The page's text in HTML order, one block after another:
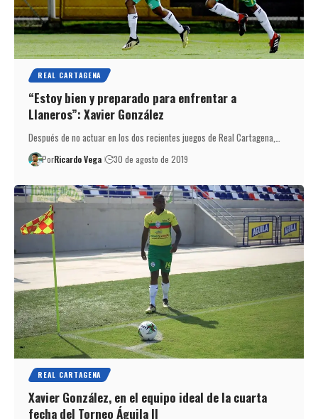
REAL CARTAGENA
“Estoy bien y preparado para enfrentar a
Llaneros”: Xavier González
Después de no actuar en los dos recientes juegos de Real Cartagena,…
PorRicardo Vega 30 de agosto de 2019
REAL CARTAGENA
Xavier González, en el equipo ideal de la cuarta
fecha del Torneo Águila II